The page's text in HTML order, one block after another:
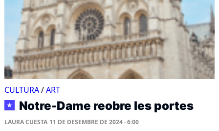
CULTURA/ART
★ Notre-Dame reobre les portes
LAURA CUESTA 11 DE DESEMBRE DE 2024 · 6:00